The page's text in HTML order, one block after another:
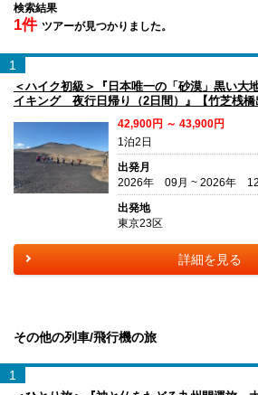
検索結果
1件 ツアーが見つかりました。
1
＜ハイク初級＞『日本唯一の「砂漠」黒い大
イキング 夜行日帰り（2日間）』【竹芝桟橋
42,900円 ～ 43,900円
1泊2日
出発月
2026年 09月 ~ 2026年
出発地
東京23区
詳細を見る
その他の列車/飛行機の旅
1